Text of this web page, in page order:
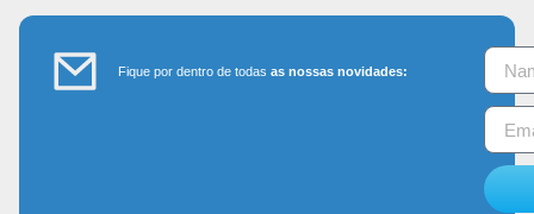
Fique por dentro de todasas nossas novidades: